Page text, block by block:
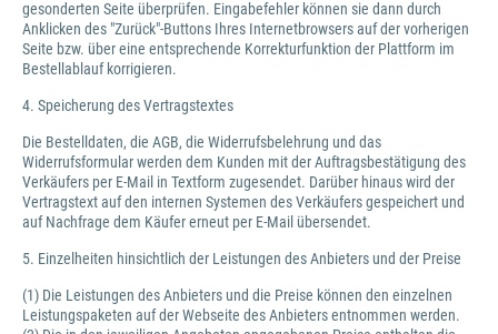
gesonderten Seite überprüfen. Eingabefehler können sie dann durch
Anklicken des "Zurück"-Buttons Ihres Internetbrowsers auf der vorherigen
Seite bzw. über eine entsprechende Korrekturfunktion der Plattform im
Bestellablauf korrigieren.
4. Speicherung des Vertragstextes
Die Bestelldaten, die AGB, die Widerrufsbelehrung und das
Widerrufsformular werden dem Kunden mit der Auftragsbestätigung des
Verkäufers per E-Mail in Textform zugesendet. Darüber hinaus wird der
Vertragstext auf den internen Systemen des Verkäufers gespeichert und
auf Nachfrage dem Käufer erneut per E-Mail übersendet.
5. Einzelheiten hinsichtlich der Leistungen des Anbieters und der Preise
(1) Die Leistungen des Anbieters und die Preise können den einzelnen
Leistungspaketen auf der Webseite des Anbieters entnommen werden.